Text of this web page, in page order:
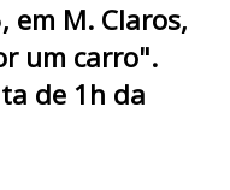
em M. Claros,
um carro".
de 1h da